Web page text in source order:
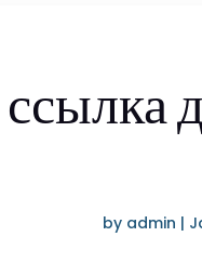
by admin |